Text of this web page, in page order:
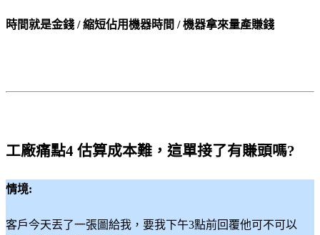
時間就是金錢 / 縮短佔用機器時間 / 機器拿來量產賺錢
工廠痛點4 估算成本難，這單接了有賺頭嗎?
情境:
客戶今天丟了一張圖給我，要我下午3點前回覆他可不可以